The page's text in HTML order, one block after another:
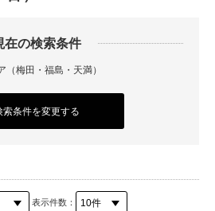
在の検索条件
（梅田・福島・天満）
索条件を変更する
表示件数：